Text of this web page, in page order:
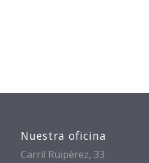
Nuestra oficina
Carril Ruipérez, 33